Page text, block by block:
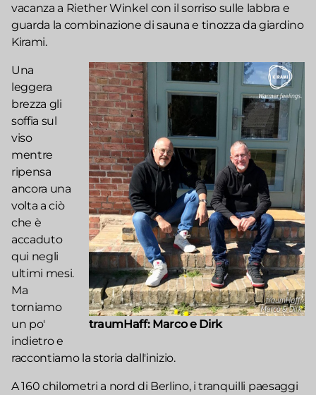
vacanza a Riether Winkel con il sorriso sulle labbra e
guarda la combinazione di sauna e tinozza da giardino
Kirami.
traumHaff: Marco e Dirk
Una
leggera
brezza gli
soffia sul
viso
mentre
ripensa
ancora una
volta a ciò
che è
accaduto
qui negli
ultimi mesi.
Ma
torniamo
un po'
indietro e
raccontiamo la storia dall'inizio.
A 160 chilometri a nord di Berlino, i tranquilli paesaggi